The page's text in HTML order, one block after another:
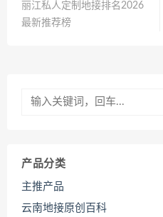
丽江私人定制地接排名2026
最新推荐榜
产品分类
主推产品
云南地接原创百科